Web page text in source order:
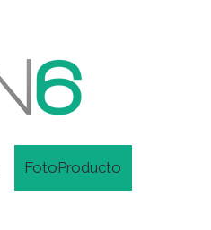
FotoProducto